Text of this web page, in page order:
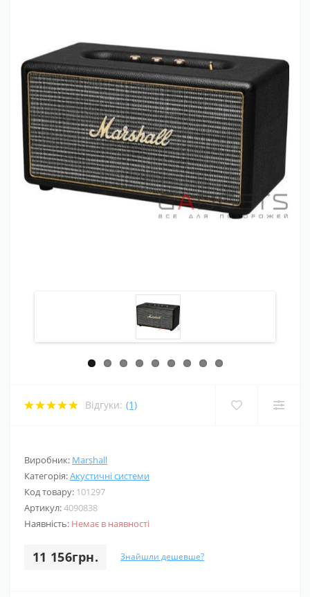
Відгуки: (1)
Виробник: Marshall
Категорія:Акустичні системи
Код товару: 101297
Артикул:4090838
Наявність: Немає в наявності
11 156грн. Знайшли дешевше?